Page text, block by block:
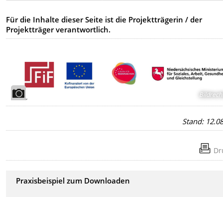
Für die Inhalte dieser Seite ist die Projektträgerin / der
Projektträger verantwortlich.
Stand:
Praxisbeispiel zum Downloaden